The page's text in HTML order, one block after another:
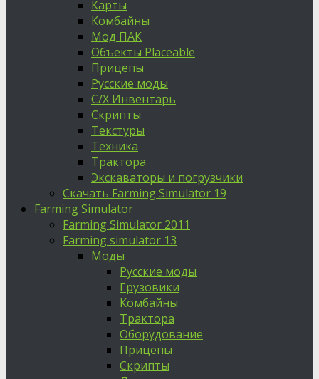
Карты
Комбайны
Мод ПАК
Объекты Placeable
Прицепы
Русские моды
С/Х Инвентарь
Скрипты
Текстуры
Техника
Трактора
Экскаваторы и погрузчики
Скачать Farming Simulator 19
Farming Simulator
Farming Simulator 2011
Farming simulator 13
Моды
Русские моды
Грузовики
Комбайны
Трактора
Оборудование
Прицепы
Скрипты